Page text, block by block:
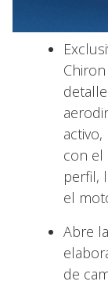
con el
perfil,
el
Abre
de